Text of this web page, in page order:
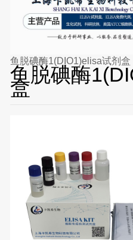
鱼脱碘酶1(DIO1)elisa试剂盒
鱼脱碘酶
盒